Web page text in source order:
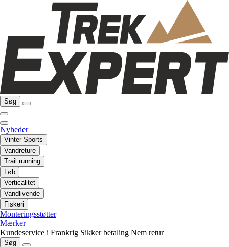
Søg
Nyheder
Vinter Sports
Vandreture
Trail running
Løb
Verticalitet
Vandlivende
Fiskeri
Monteringsstøtter
Mærker
Kundeservice i Frankrig Sikker betaling Nem retur
Søg